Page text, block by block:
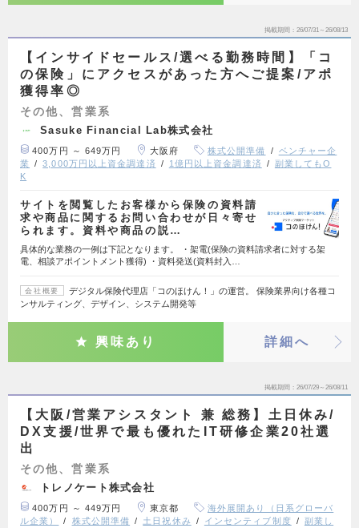
掲載期間 26/07/31～26/08/13
【インサイドセールス/選べる勤務時間】「コ
の保険」にアクセスがあった方へご提案/アポ
獲得率◎
その他、営業系
Sasuke Financial Lab株式会社
400万円 ～ 649万円 大阪府 株式公開準備
ベンチャー企
業
3,000万円以上資金調達済 1億円以上資金調達済
副業してもO
K
サイトを閲覧したお客様から保険の資料請
求や商品に関するお問い合わせが日々寄せ
られます。資料や商品の説…
具体的な業務の一例は下記となります。 ・架電(保険の資料請求者に対する架
電、相談アポイントメント獲得) ・資料発送(資料封入…
会社概要
デジタル保険代理店「コのほけん！」の運営。 保険業界向け各種コ
ンサルティング、デザイン、システム開発等
興味あり 詳細へ
掲載期間 26/07/29～26/08/11
【大阪/営業アシスタント 兼 総務】土日休み/
DX支援/世界で最も優れたIT研修企業20社選
出
その他、営業系
トレノケート株式会社
400万円 ～ 449万円 東京都
海外展開あり（日系グローバ
ル企業）
株式公開準備 土日祝休み インセンティブ制度
副業し